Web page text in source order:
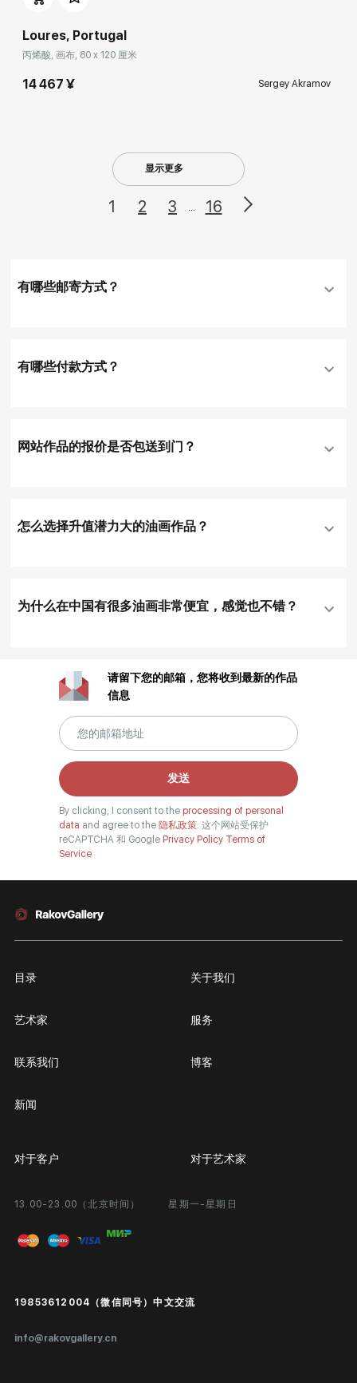
Loures, Portugal
丙烯酸, 画布, 80 x 120 厘米
14 467 ¥ Sergey Akramov
显示更多
1 2 3 16
有哪些邮寄方式？
有哪些付款方式？
网站作品的报价是否包送到门？
怎么选择升值潜力大的油画作品？
为什么在中国有很多油画非常便宜，感觉也不错？
请留下您的邮箱，您将收到最新的作品
信息
发送
By clicking, I consent to the processing of personal
data and agree to the 隐私政策. 这个网站受保护
reCAPTCHA 和 Google Privacy Policy Terms of
Service
13.00-23.00（北京时间） 星期一-星期日
info@rakovgallery.cn
19853612004（微信同号）中文交流
目录
艺术家
联系我们
新闻
关于我们
服务
博客
对于客户
个人专区
问题和回答问题
Public offer
对于艺术家
合作
画廊展览